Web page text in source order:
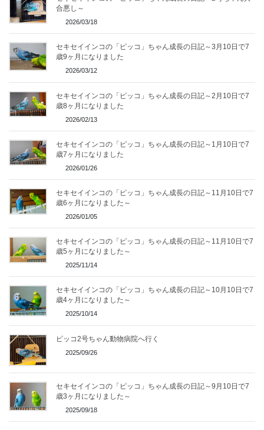
合悪し～
2026/03/18
セキセイインコの「ピッコ」ちゃん成長の日記～3月10日で7
歳9ヶ月になりました
2026/03/12
セキセイインコの「ピッコ」ちゃん成長の日記～2月10日で7
歳8ヶ月になりました
2026/02/13
セキセイインコの「ピッコ」ちゃん成長の日記～1月10日で7
歳7ヶ月になりました
2026/01/26
セキセイインコの「ピッコ」ちゃん成長の日記～11月10日で7
歳6ヶ月になりました～
2026/01/05
セキセイインコの「ピッコ」ちゃん成長の日記～11月10日で7
歳5ヶ月になりました～
2025/11/14
セキセイインコの「ピッコ」ちゃん成長の日記～10月10日で7
歳4ヶ月になりました～
2025/10/14
ピッコ2号ちゃん動物病院へ行く
2025/09/26
セキセイインコの「ピッコ」ちゃん成長の日記～9月10日で7
歳3ヶ月になりました～
2025/09/18